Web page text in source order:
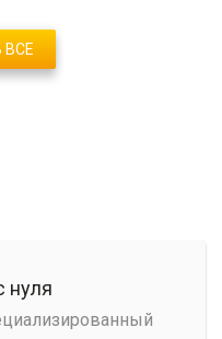
ВСЕ
нуля